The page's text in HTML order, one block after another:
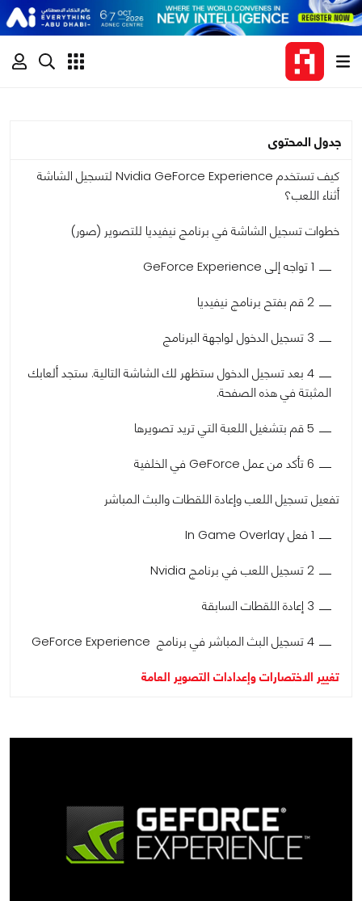
جدول المحتوى
كيف تستخدم Nvidia GeForce Experience لتسجيل الشاشة
أثناء اللعب؟
خطوات تسجيل الشاشة في برنامج نيفيديا للتصوير (صور)
1 تواجه إلى GeForce Experience
2 قم بفتح برنامج نيفيديا
3 تسجيل الدخول لواجهة البرنامج
4 بعد تسجيل الدخول ستظهر لك الشاشة التالية. ستجد ألعابك
المثبتة في هذه الصفحة.
5 قم بتشغيل اللعبة التي تريد تصويرها
6 تأكد من عمل GeForce في الخلفية
تفعيل تسجيل اللعب وإعادة اللقطات والبث المباشر
1 فعل In Game Overlay
2 تسجيل اللعب في برنامج Nvidia
3 إعادة اللقطات السابقة
4 تسجيل البث المباشر في برنامج GeForce Experience
تغيير الاختصارات وإعدادات التصوير العامة